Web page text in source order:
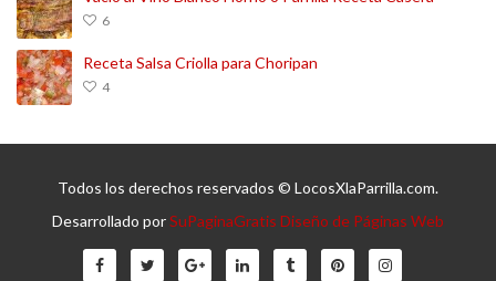
6
Receta Salsa Criolla para Choripan
4
Todos los derechos reservados © LocosXlaParrilla.com.
Desarrollado porSuPaginaGratis Diseño de Páginas Web